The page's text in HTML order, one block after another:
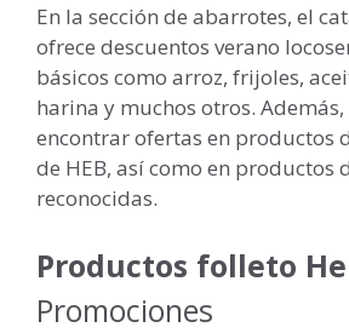
En la sección de abarrotes, el
ofrece descuentos verano
básicos como arroz, frijoles,
harina y muchos otros.
encontrar ofertas en productos
de HEB, así como en productos
reconocidas.
Productos folleto
Promociones